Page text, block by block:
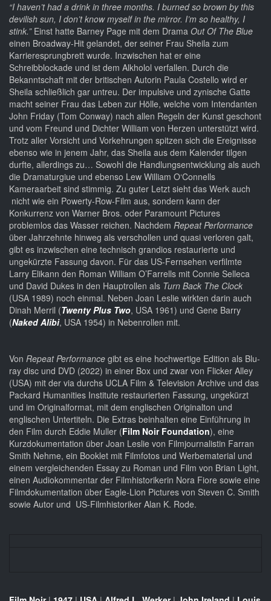
“I haven’t had a drink in three months. I burned so brown by this
devilish sun, I don’t know myself in the mirror. I’m so healthy, I
stink.”Einst hatte Barney Page mit dem Drama Out Of The Blue
einen Broadway-Hit gelandet, der seiner Frau Sheila zum
Karrieresprungbrett wurde. Inzwischen hat er eine
Schreibblockade und ist dem Alkholol verfallen. Durch die
Bekanntschaft mit der britischen Autorin Paula Costello wird er
Sheila schließlich gar untreu. Der impulsive und zynische Gatte
macht seiner Frau das Leben zur Hölle, welche vom Intendanten
John Friday (Tom Conway) nach allen Regeln der Kunst geschont
und vom Freund und Dichter William von Herzen unterstützt wird.
Trotz aller Vorsicht und Vorkehrungen spitzen sich die Ereignisse
ebenso wie in jenem Jahr, das Sheila aus dem Kalender tilgen
durfte, allerdings zu… Sowohl die Handlungsentwicklung als auch
die Dramaturgiue und ebenso Lew William O‘Connells
Kameraarbeit sind stimmig. Zu guter Letzt sieht das Werk auch
nicht wie ein Powerty-Row-Film aus, sondern kann der
Konkurrenz von Warner Bros. oder Paramount Pictures
problemlos das Wasser reichen. Nachdem Repeat Performance
über Jahrzehnte hinweg als verschollen und quasi verloren galt,
gibt es inzwischen eine technisch grandios restaurierte und
ungekürzte Fassung davon. Für das US-Fernsehen verfilmte
Larry Elikann den Roman William O’Farrells mit Connie Selleca
und David Dukes in den Hauptrollen als Turn Back The Clock
(USA 1989) noch einmal. Neben Joan Leslie wirkten darin auch
Dinah Merril (Twenty Plus Two, USA 1961) und Gene Barry
(Naked Alibi, USA 1954) in Nebenrollen mit.
Von Repeat Performance gibt es eine hochwertige Edition als Blu-
ray disc und DVD (2022) in einer Box und zwar von Flicker Alley
(USA) mit der via durchs UCLA Film & Television Archive und das
Packard Humanities Institute restaurierten Fassung, ungekürzt
und im Originalformat, mit dem englischen Originalton und
englischen Untertiteln. Die Extras beinhalten eine Einführung in
den Film durch Eddie Muller (Film Noir Foundation), eine
Kurzdokumentation über Joan Leslie von Filmjournalistin Farran
Smith Nehme, ein Booklet mit Filmfotos und Werbematerial und
einem vergleichenden Essay zu Roman und Film von Brian Light,
einen Audiokommentar der Filmhistorikerin Nora Fiore sowie eine
Filmdokumentation über Eagle-Lion Pictures von Steven C. Smith
sowie Autor und US-Filmhistoriker Alan K. Rode.